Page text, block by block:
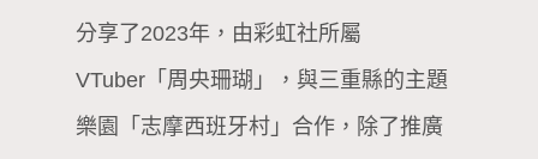
分享了2023年，由彩虹社所屬
VTuber「周央珊瑚」，與三重縣的主題
樂園「志摩西班牙村」合作，除了推廣